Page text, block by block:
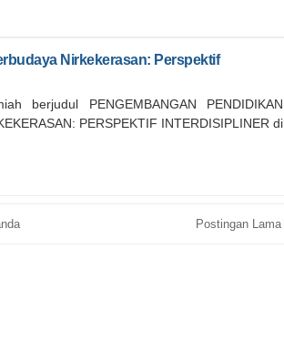
Nirkekerasan: Perspektif
berjudul PENGEMBANGAN PENDIDIKAN
PERSPEKTIF INTERDISIPLINER di
Postingan Lama